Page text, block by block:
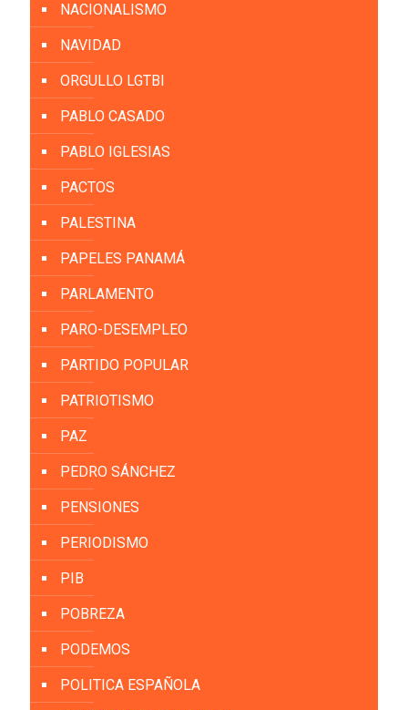
NACIONALISMO
NAVIDAD
ORGULLO LGTBI
PABLO CASADO
PABLO IGLESIAS
PACTOS
PALESTINA
PAPELES PANAMÁ
PARLAMENTO
PARO-DESEMPLEO
PARTIDO POPULAR
PATRIOTISMO
PAZ
PEDRO SÁNCHEZ
PENSIONES
PERIODISMO
PIB
POBREZA
PODEMOS
POLITICA ESPAÑOLA